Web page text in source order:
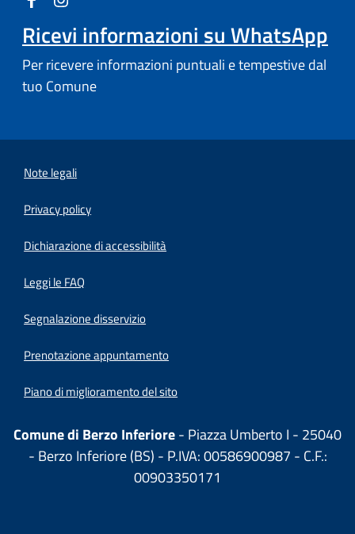
Ricevi informazioni su WhatsApp
Per ricevere informazioni puntuali e tempestive dal
tuo Comune
Note legali
Privacy policy
Dichiarazione di accessibilità
Leggi le FAQ
Segnalazione disservizio
Prenotazione appuntamento
Piano di miglioramento del sito
Comune di Berzo Inferiore- Piazza Umberto I - 25040
- Berzo Inferiore (BS) - P.IVA: 00586900987 - C.F.:
00903350171